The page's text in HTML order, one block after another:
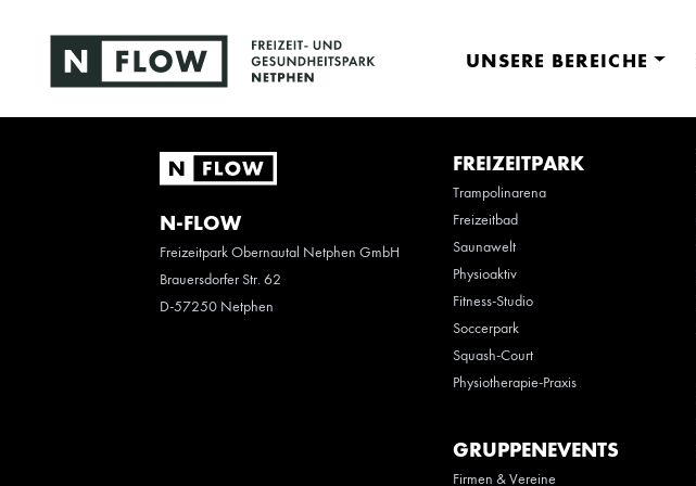
UNSERE BEREICHE
N-FLOW
Freizeitpark Obernautal Netphen GmbH
Brauersdorfer Str. 62
D-57250 Netphen
FREIZEITPARK
Trampolinarena
Freizeitbad
Saunawelt
Physioaktiv
Fitness-Studio
Soccerpark
Squash-Court
Physiotherapie-Praxis
GRUPPENEVENTS
Firmen & Vereine